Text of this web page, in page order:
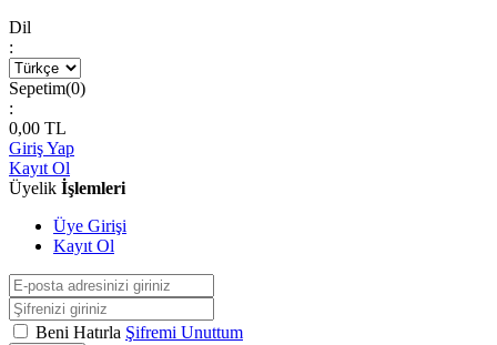
Dil
:
Sepetim(0)
:
0,00 TL
Giriş Yap
Kayıt Ol
Üyelik İşlemleri
Üye Girişi
Kayıt Ol
Beni Hatırla Şifremi Unuttum